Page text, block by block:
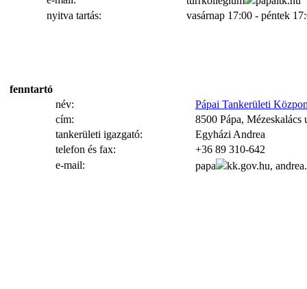
nyitva tartás:
vasárnap 17:00 - péntek
fenntartó
név:
Pápai Tankerületi
cím:
8500 Pápa, Mézeskalács
tankerületi igazgató:
Egyházi Andrea
telefon és fax:
+36 89 310-642
e-mail:
papa kk.gov.hu,